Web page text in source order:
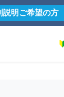
説明ご希望の方